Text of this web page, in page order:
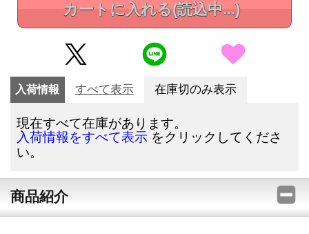
カートに入れる(読込中...)
入荷情報 すべて表示 在庫切のみ表示
現在すべて在庫があります。
入荷情報をすべて表示 をクリックしてくださ
い。
商品紹介